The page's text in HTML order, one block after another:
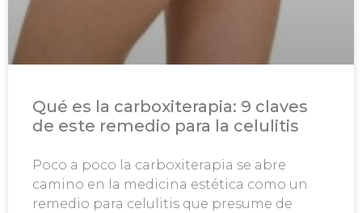
Qué es la carboxiterapia: 9 claves
de este remedio para la celulitis
Poco a poco la carboxiterapia se abre
camino en la medicina estética como un
remedio para celulitis que presume de